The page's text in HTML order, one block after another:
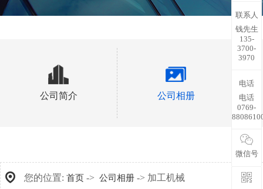
公司简介 公司相册
您的位置: 首页 -> 公司相册 -> 加工机械
联系人
钱先生
135-
3700-
3970
电话
电话
0769-
微信号